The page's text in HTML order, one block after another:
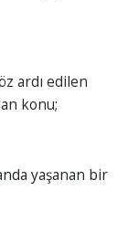
ardı edilen
konu;
yaşanan bir